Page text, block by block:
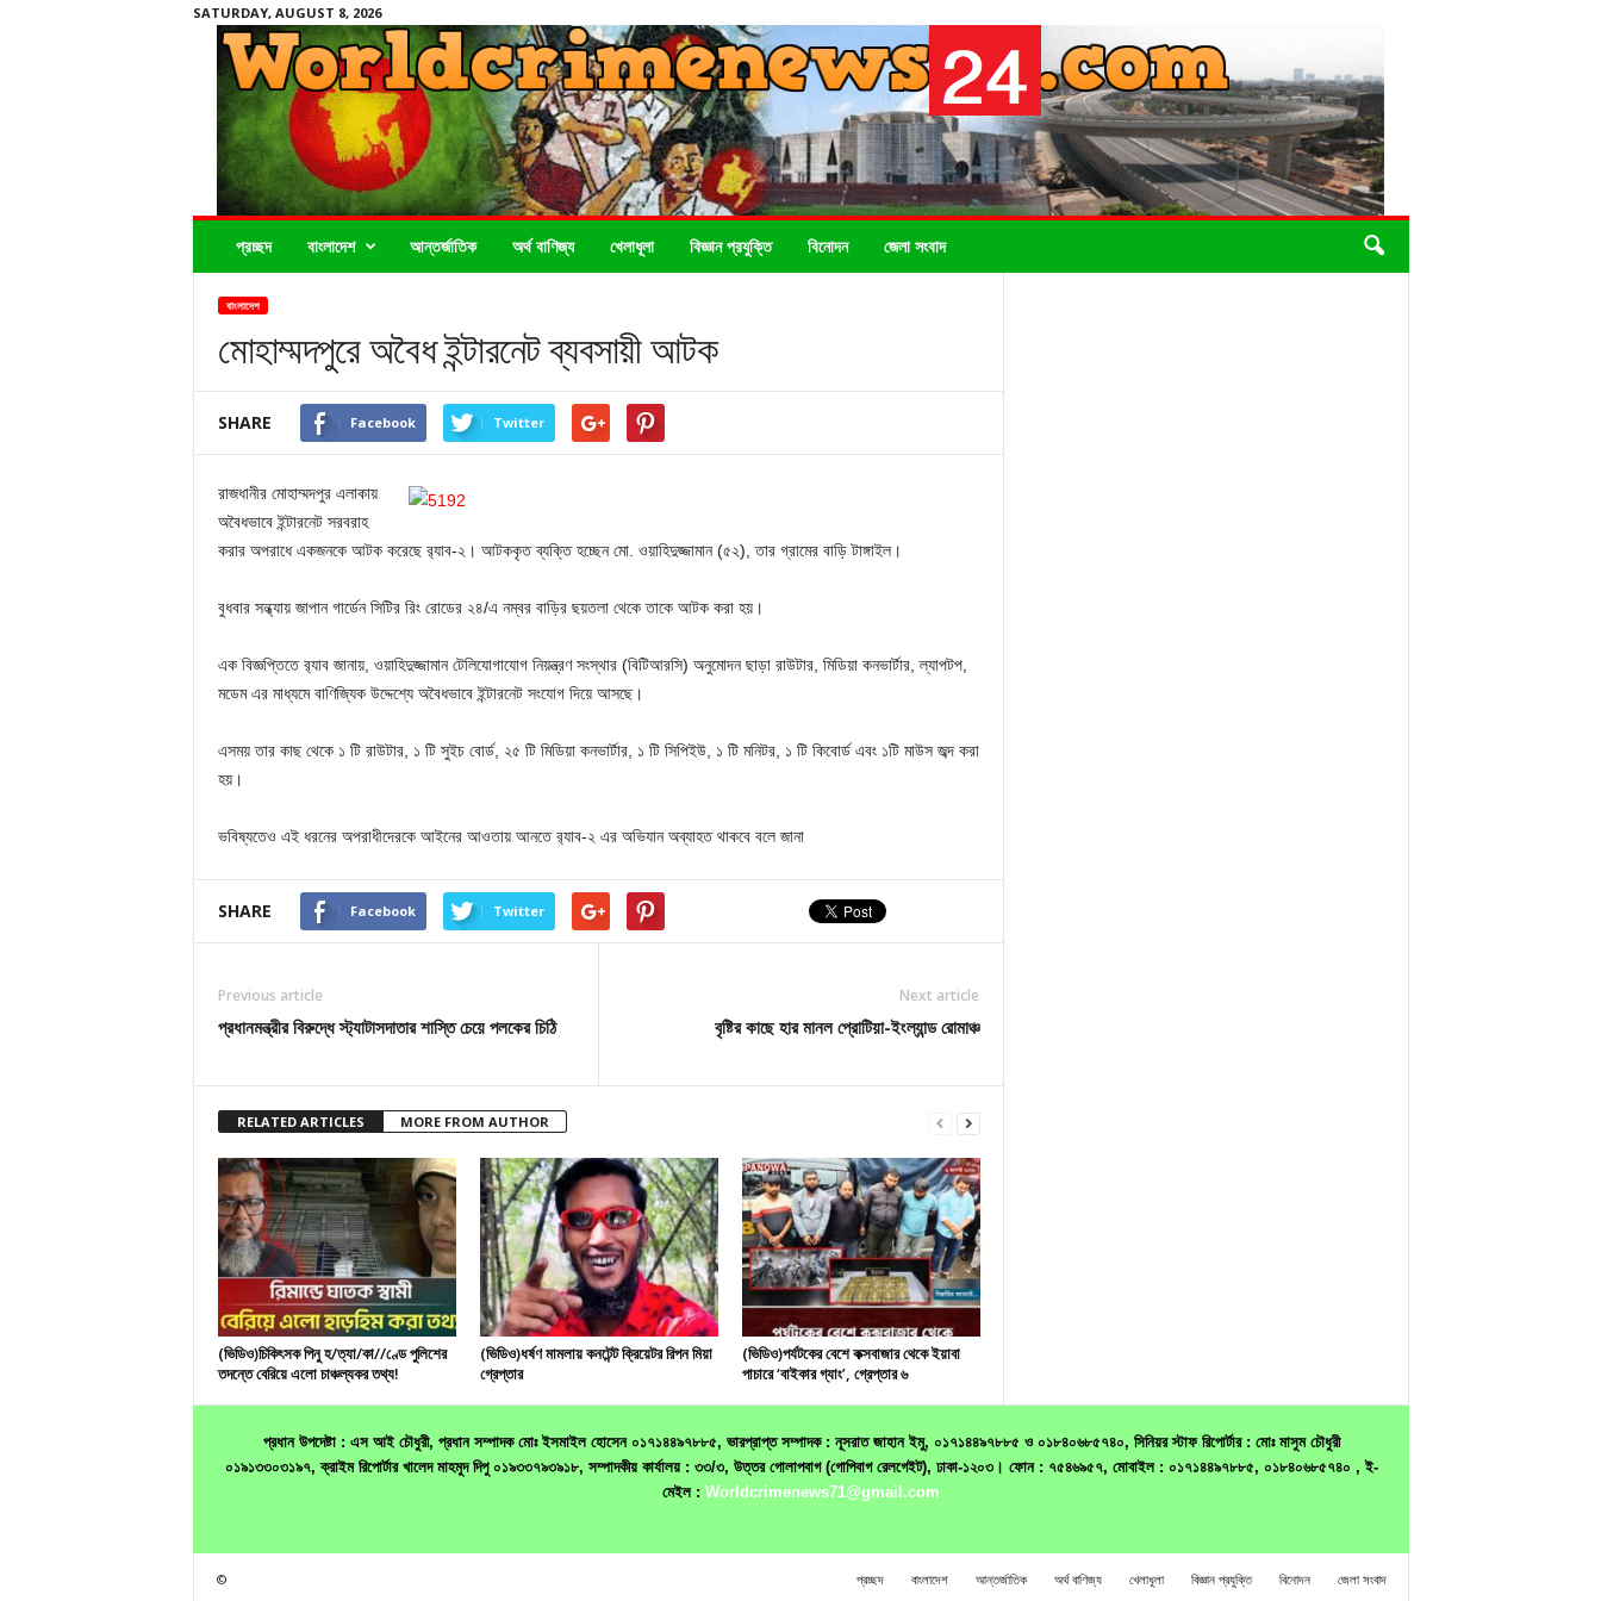
SATURDAY, AUGUST 8, 2026
প্রচ্ছদ বাংলাদেশ আন্তর্জাতিক অর্থ বাণিজ্য খেলাধূলা বিজ্ঞান প্রযুক্তি বিনোদন জেলা সংবাদ
বাংলাদেশ
মোহাম্মদপুরে অবৈধ ইন্টারনেট ব্যবসায়ী আটক
SHARE Facebook Twitter
রাজধানীর মোহাম্মদপুর এলাকায়
অবৈধভাবে ইন্টারনেট সরবরাহ
করার অপরাধে একজনকে আটক করেছে র‌্যাব-২। আটককৃত ব্যক্তি হচ্ছেন মো. ওয়াহিদুজ্জামান (৫২), তার গ্রামের বাড়ি টাঙ্গাইল।
বুধবার সন্ধ্যায় জাপান গার্ডেন সিটির রিং রোডের ২৪/এ নম্বর বাড়ির ছয়তলা থেকে তাকে আটক করা হয়।
এক বিজ্ঞপ্তিতে র‍্যাব জানায়, ওয়াহিদুজ্জামান টেলিযোগাযোগ নিয়ন্ত্রণ সংস্থার (বিটিআরসি) অনুমোদন ছাড়া রাউটার, মিডিয়া কনভার্টার, ল্যাপটপ,
মডেম এর মাধ্যমে বাণিজ্যিক উদ্দেশ্যে অবৈধভাবে ইন্টারনেট সংযোগ দিয়ে আসছে।
এসময় তার কাছ থেকে ১ টি রাউটার, ১ টি সুইচ বোর্ড, ২৫ টি মিডিয়া কনভার্টার, ১ টি সিপিইউ, ১ টি মনিটর, ১ টি কিবোর্ড এবং ১টি মাউস জব্দ করা
হয়।
ভবিষ্যতেও এই ধরনের অপরাধীদেরকে আইনের আওতায় আনতে র‌্যাব-২ এর অভিযান অব্যাহত থাকবে বলে জানা
SHARE Facebook Twitter
Previous article
প্রধানমন্ত্রীর বিরুদ্ধে স্ট্যাটাসদাতার শাস্তি চেয়ে পলকের চিঠি
Next article
বৃষ্টির কাছে হার মানল প্রোটিয়া-ইংল্যান্ড রোমাঞ্চ
RELATED ARTICLES MORE FROM AUTHOR
(ভিডিও)চিকিৎসক পিনু হ/ত্যা/কা//ণ্ডে পুলিশের
তদন্তে বেরিয়ে এলো চাঞ্চল্যকর তথ্য!
(ভিডিও)ধর্ষণ মামলায় কনটেন্ট ক্রিয়েটর রিপন মিয়া
গ্রেপ্তার
(ভিডিও)পর্যটকের বেশে কক্সবাজার থেকে ইয়াবা
পাচারে ‘বাইকার গ্যাং’, গ্রেপ্তার ৬
প্রধান উপদেষ্টা : এস আই চৌধুরী, প্রধান সম্পাদক মোঃ ইসমাইল হোসেন ০১৭১৪৪৯৭৮৮৫, ভারপ্রাপ্ত সম্পাদক : নূসরাত জাহান ইমু, ০১৭১৪৪৯৭৮৮৫ ও ০১৮৪০৬৮৫৭৪০, সিনিয়র স্টাফ রিপোর্টার : মোঃ মাসুম চৌধুরী
০১৯১৩৩০৩১৯৭, ক্রাইম রিপোর্টার খালেদ মাহমুদ দিপু ০১৯৩৩৭৯৩৯১৮, সম্পাদকীয় কার্যালয় : ৩৩/৩, উত্তর গোলাপবাগ (গোপিবাগ রেলগেইট), ঢাকা-১২০৩। ফোন : ৭৫৪৬৯৫৭, মোবাইল : ০১৭১৪৪৯৭৮৮৫, ০১৮৪০৬৮৫৭৪০ , ই-
মেইল : Worldcrimenews71@gmail.com
প্রচ্ছদ বাংলাদেশ আন্তর্জাতিক অর্থ বাণিজ্য খেলাধূলা বিজ্ঞান প্রযুক্তি বিনোদন জেলা সংবাদ
©